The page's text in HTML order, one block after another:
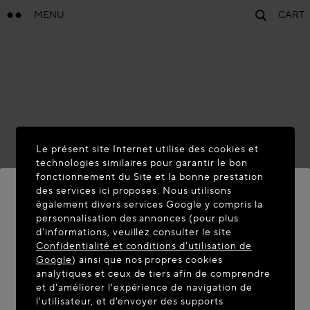
MENU CART
BIENVENUE SUR MAISON-
ALAIA.COM
Vous semblez être dans le pays suivant : United
States. Souhaitez-vous mettre à jour votre
localisation ?
Le présent site Internet utilise des cookies et
technologies similaires pour garantir le bon
fonctionnement du Site et la bonne prestation
des services ici proposes. Nous utilisons
également divers services Google y compris la
personnalisation des annonces (pour plus
d'informations, veuillez consulter le site
Confidentialité et conditions d'utilisation de
Google) ainsi que nos propres cookies
analytiques et ceux de tiers afin de comprendre
et d'améliorer l'expérience de navigation de
l'utilisateur, et d'envoyer des supports